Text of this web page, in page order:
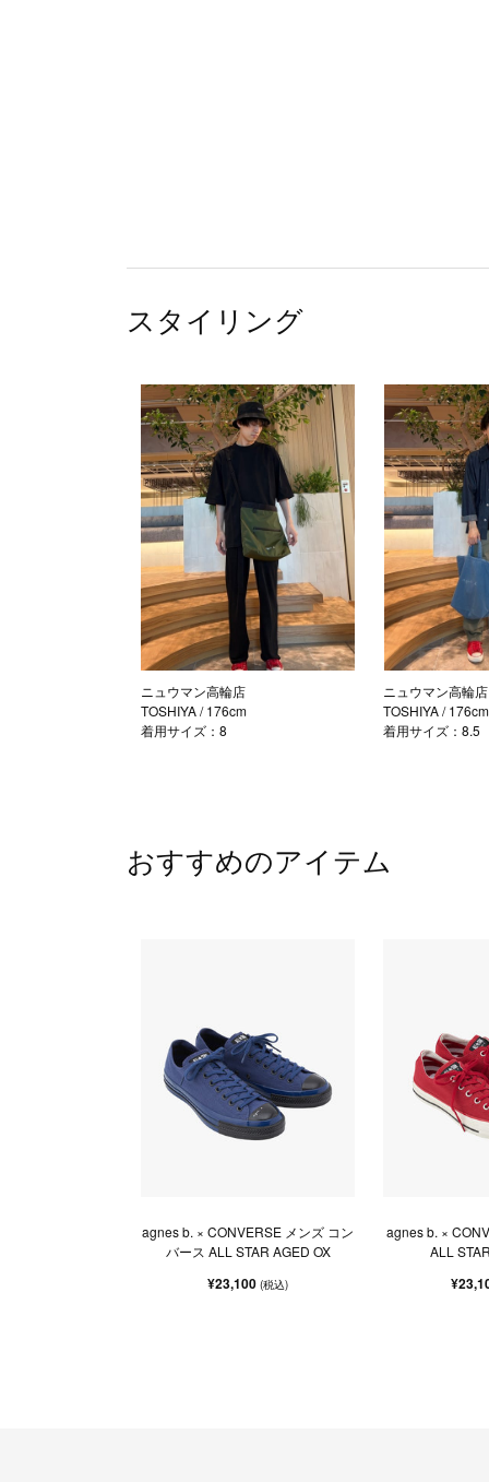
スタイリング
ニュウマン高輪店
TOSHIYA/ 176cm
着用サイズ：8
ニュウマン高輪店
TOSHIYA/ 176cm
着用サイズ：8.5
おすすめのアイテム
agnes b. × CONVERSE メンズ コン
バース ALL STAR AGED OX
¥23,100(税込)
agnes b. ×
ALL